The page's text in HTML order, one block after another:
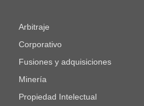
Arbitraje
Corporativo
Fusiones y adquisiciones
Minería
Propiedad Intelectual